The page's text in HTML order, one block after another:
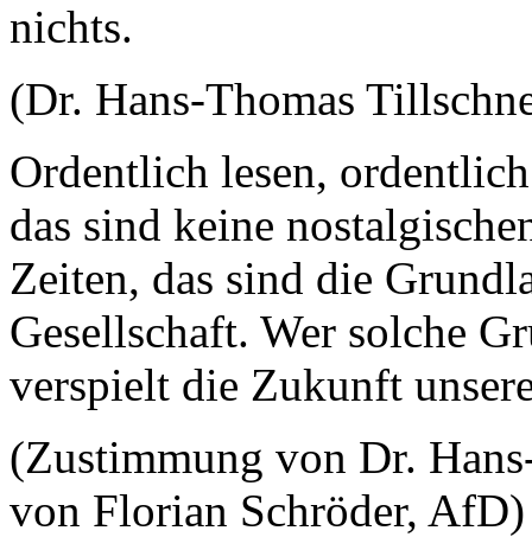
nichts.
(Dr. Hans-Thomas
Ordentlich lesen,
das sind keine
Zeiten, das sind die
Gesellschaft. Wer solche
verspielt die Zukunft
(Zustimmung von Dr.
von Florian Schröder, AfD)